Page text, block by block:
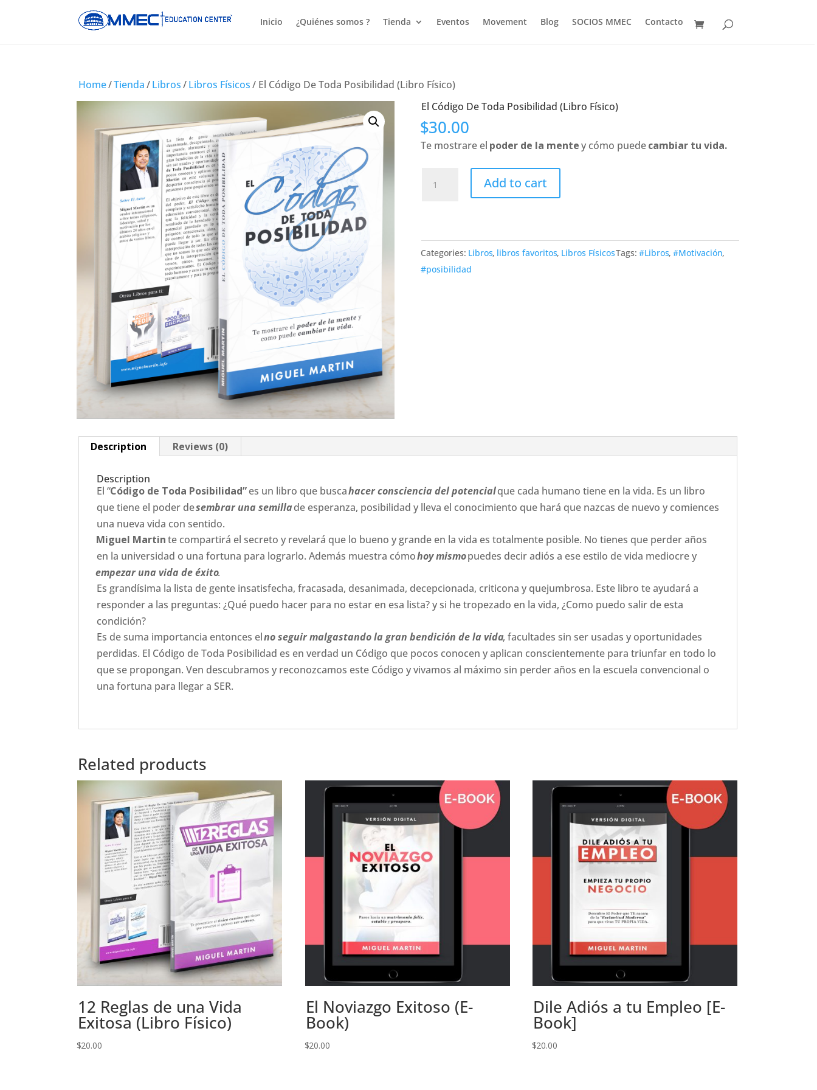
Inicio ¿Quiénes somos ? Tienda Eventos Movement Blog SOCIOS MMEC Contacto
Home/Tienda/Libros/Libros Físicos/ El Código De Toda Posibilidad (Libro Físico)
El Código De Toda Posibilidad (Libro Físico)
$30.00
Te mostrare el poder de la mentey cómo puedecambiar tu vida.
Código
Posibilidad
(Libro
Físico)
Add to cart
Categories: Libros, libros favoritos, Libros FísicosTags:#Libros,#Motivación,
#posibilidad
Description Reviews (0)
Description
El “Código de Toda Posibilidad”es un libro que buscahacer consciencia del potencialque cada humano tiene en la vida. Es un libro
que tiene el poder desembrar una semillade esperanza, posibilidad y lleva el conocimiento que hará que nazcas de nuevo y comiences
una nueva vida con sentido.
Miguel Martinte compartirá el secreto y revelará que lo bueno y grande en la vida es totalmente posible. No tienes que perder años
en la universidad o una fortuna para lograrlo. Además muestra cómohoy mismopuedes decir adiós a ese estilo de vida mediocre y
empezar una vida de éxito.
Es grandísima la lista de gente insatisfecha, fracasada, desanimada, decepcionada, criticona y quejumbrosa. Este libro te ayudará a
responder a las preguntas: ¿Qué puedo hacer para no estar en esa lista? y si he tropezado en la vida, ¿Como puedo salir de esta
condición?
Es de suma importancia entonces elno seguir malgastando la gran bendición de la vida, facultades sin ser usadas y oportunidades
perdidas. El Código de Toda Posibilidad es en verdad un Código que pocos conocen y aplican conscientemente para triunfar en todo lo
que se propongan. Ven descubramos y reconozcamos este Código y vivamos al máximo sin perder años en la escuela convencional o
una fortuna para llegar a SER.
Related products
12 Reglas de una Vida
Exitosa (Libro Físico)
$20.00
El Noviazgo Exitoso (E-
Book)
$20.00
Dile Adiós a tu Empleo [E-
Book]
$20.00